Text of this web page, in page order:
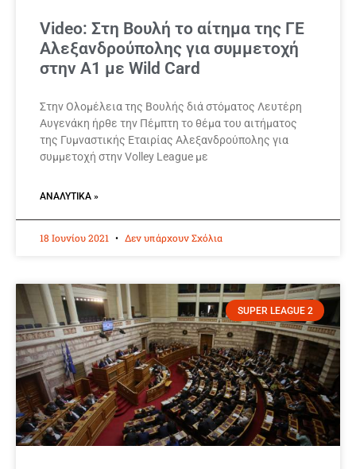
Video: Στη Βουλή το αίτημα της ΓΕ
Αλεξανδρούπολης για συμμετοχή
στην Α1 με Wild Card
Στην Ολομέλεια της Βουλής διά στόματος Λευτέρη
Αυγενάκη ήρθε την Πέμπτη το θέμα του αιτήματος
της Γυμναστικής Εταιρίας Αλεξανδρούπολης για
συμμετοχή στην Volley League με
ΑΝΑΛΥΤΙΚΆ »
18 Ιουνίου 2021 Δεν υπάρχουν Σχόλια
SUPER LEAGUE 2